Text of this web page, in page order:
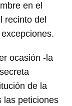
en el
recinto del
ocasión -la
de la
las peticiones